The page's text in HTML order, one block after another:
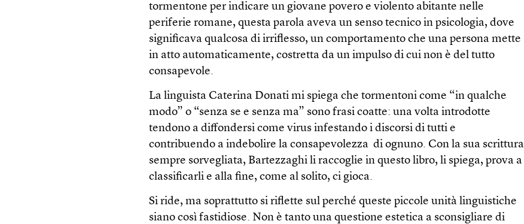
tormentone per indicare un giovane povero e violento abitante nelle
periferie romane, questa parola aveva un senso tecnico in psicologia, dove
significava qualcosa di irriflesso, un comportamento che una persona mette
in atto automaticamente, costretta da un impulso di cui non è del tutto
consapevole.
La linguista Caterina Donati mi spiega che tormentoni come “in qualche
modo” o “senza se e senza ma” sono frasi coatte: una volta introdotte
tendono a diffondersi come virus infestando i discorsi di tutti e
contribuendo a indebolire la consapevolezza di ognuno. Con la sua scrittura
sempre sorvegliata, Bartezzaghi li raccoglie in questo libro, li spiega, prova a
classificarli e alla fine, come al solito, ci gioca.
Si ride, ma soprattutto si riflette sul perché queste piccole unità linguistiche
siano così fastidiose. Non è tanto una questione estetica a sconsigliare di